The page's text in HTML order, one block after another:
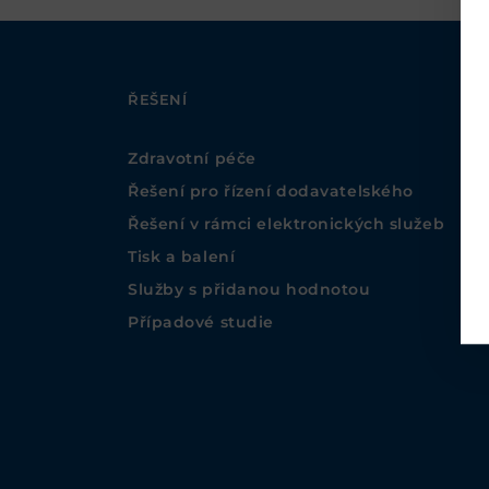
ŘEŠENÍ
Zdravotní péče
Řešení pro řízení dodavatelského
Řešení v rámci elektronických služeb
Tisk a balení
Služby s přidanou hodnotou
Případové studie